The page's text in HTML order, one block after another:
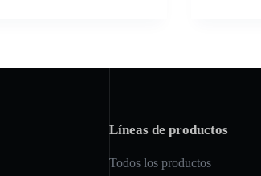
Líneas de productos
Todos los productos